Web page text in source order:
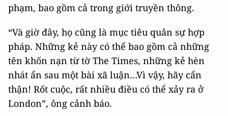
phạm, bao gồm cả trong giới truyền thông.
“Và giờ đây, họ cũng là mục tiêu quân sự hợp
pháp. Những kẻ này có thể bao gồm cả những
tên khốn nạn từ tờ The Times, những kẻ hèn
nhát ẩn sau một bài xã luận…Vì vậy, hãy cẩn
thận! Rốt cuộc, rất nhiều điều có thể xảy ra ở
London”, ông cảnh báo.